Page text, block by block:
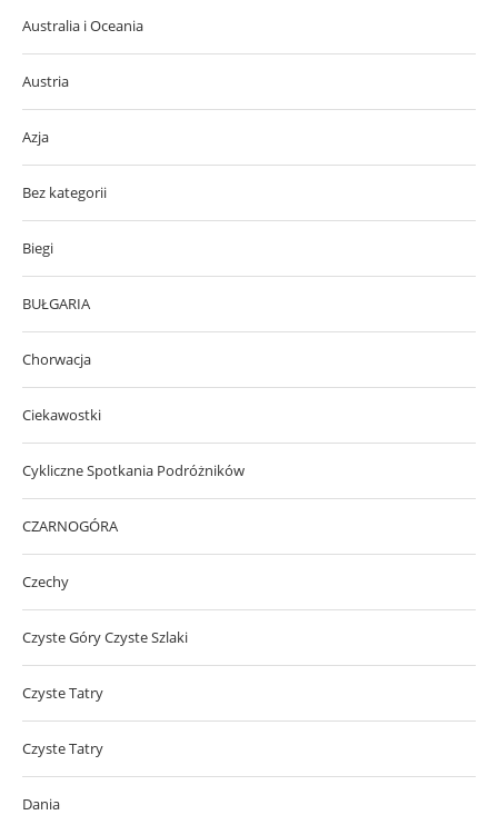
Australia i Oceania
Austria
Azja
Bez kategorii
Biegi
BUŁGARIA
Chorwacja
Ciekawostki
Cykliczne Spotkania Podróżników
CZARNOGÓRA
Czechy
Czyste Góry Czyste Szlaki
Czyste Tatry
Czyste Tatry
Dania